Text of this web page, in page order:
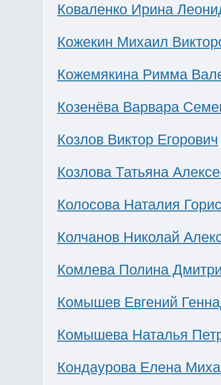
Коваленко Ирина
Кожекин Михаил
Кожемякина Римма
Козенёва Варвара
Козлов Виктор Егорович
Козлова Татьяна
Колосова Наталия
Колчанов Николай
Комлева Полина
Комышев Евгений
Комышева Наталья
Кондаурова Елена